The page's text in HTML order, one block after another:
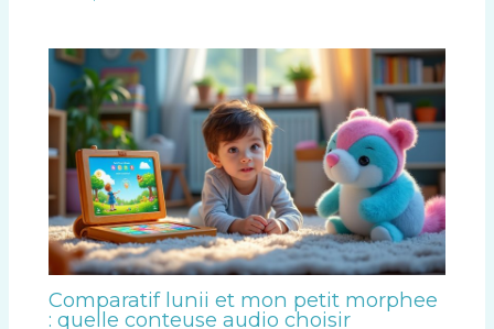
Comparatif lunii et mon petit morphee
: quelle conteuse audio choisir